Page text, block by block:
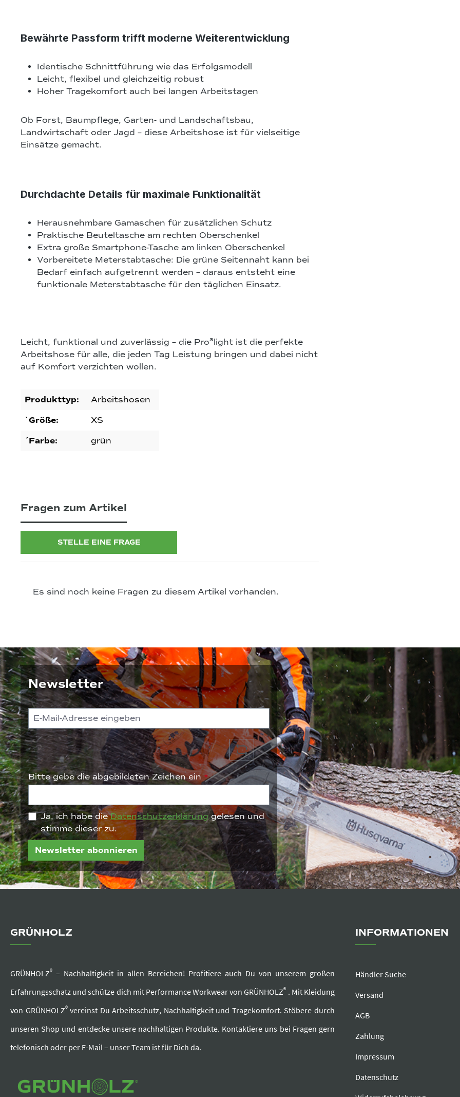
Bewährte Passform trifft moderne Weiterentwicklung
Identische Schnittführung wie das Erfolgsmodell
Leicht, flexibel und gleichzeitig robust
Hoher Tragekomfort auch bei langen Arbeitstagen
Ob Forst, Baumpflege, Garten- und Landschaftsbau,
Landwirtschaft oder Jagd – diese Arbeitshose ist für vielseitige
Einsätze gemacht.
Durchdachte Details für maximale Funktionalität
Herausnehmbare Gamaschen für zusätzlichen Schutz
Praktische Beuteltasche am rechten Oberschenkel
Extra große Smartphone-Tasche am linken Oberschenkel
Vorbereitete Meterstabtasche: Die grüne Seitennaht kann bei
Bedarf einfach aufgetrennt werden – daraus entsteht eine
funktionale Meterstabtasche für den täglichen Einsatz.
Leicht, funktional und zuverlässig – die Pro³light ist die perfekte
Arbeitshose für alle, die jeden Tag Leistung bringen und dabei nicht
auf Komfort verzichten wollen.
Produkttyp:
Arbeitshosen
`Größe:
XS
´Farbe:
grün
Fragen zum Artikel
STELLE EINE FRAGE
Es sind noch keine Fragen zu diesem Artikel vorhanden.
Newsletter
Bitte gebe die abgebildeten Zeichen ein*
Ja, ich habe dieDatenschutzerklärunggelesen und
stimme dieser zu.
Newsletter abonnieren
GRÜNHOLZ
GRÜNHOLZ® – Nachhaltigkeit in allen Bereichen! Profitiere auch Du von unserem großen
Erfahrungsschatz und schütze dich mit Performance Workwear von GRÜNHOLZ® . Mit Kleidung
von GRÜNHOLZ®vereinst Du Arbeitsschutz, Nachhaltigkeit und Tragekomfort. Stöbere durch
unseren Shop und entdecke unsere nachhaltigen Produkte. Kontaktiere uns bei Fragen gern
telefonisch oder per E-Mail – unser Team ist für Dich da.
INFORMATIONEN
Händler Suche
Versand
AGB
Zahlung
Impressum
Datenschutz